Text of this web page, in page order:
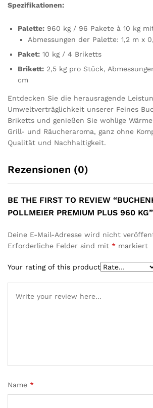
Spezifikationen:
Palette: 960 kg / 96 Pakete à 10 kg
Abmessungen der Palette: 1,2 m x
Paket: 10 kg / 4 Briketts
Brikett: 2,5 kg pro Stück,
cm
Entdecken Sie die herausragende
Umweltverträglichkeit unserer Feines
Briketts und genießen Sie wohlige
Grill- und Räucheraroma, ganz ohne
Qualität und Nachhaltigkeit.
Rezensionen (0)
BE THE FIRST TO REVIEW
POLLMEIER PREMIUM PLUS 960 KG”
Deine E-Mail-Adresse wird nicht
Erforderliche Felder sind mit * markiert
Your rating of this product
Name *